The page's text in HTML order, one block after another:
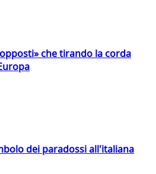
che tirando la corda
dei paradossi all'italiana